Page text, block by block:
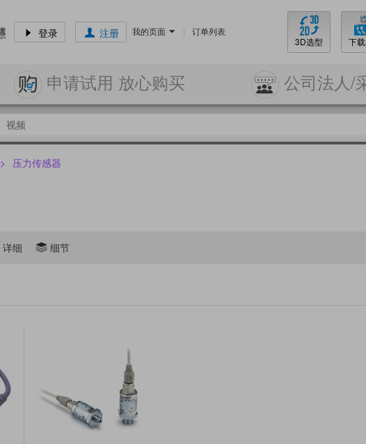
登录 注册 我的页面 |
订单列表
3D选型
下
申请试用 放心购买 公司法人/
> 压力传感器
详细 细节